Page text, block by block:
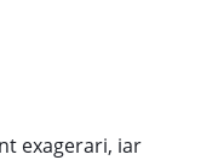
exagerari, iar